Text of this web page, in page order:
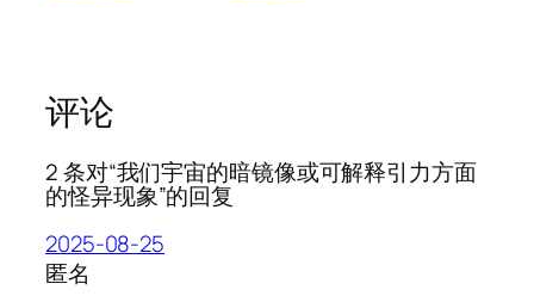
评论
2 条对“我们宇宙的暗镜像或可解释引力方面
的怪异现象”的回复
2025-08-25
匿名